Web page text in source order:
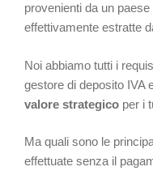
provenienti da un
effettivamente estratte
Noi abbiamo tutti i
gestore di deposito IVA
valore strategico per i
Ma quali sono le
effettuate senza il